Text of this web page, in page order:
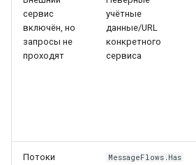
сервис
включён, но
запросы не
проходят
учётные
данные/URL
конкретного
сервиса
Потоки
MessageFlows.Has